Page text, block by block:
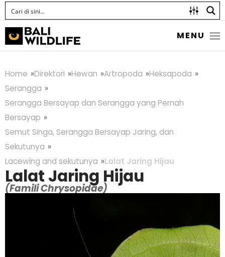
MENU
Home Direktori Hewan Artropoda
Heksapoda
Serangga
Serangga Bersayap dan Serangga yang Pernah
Bersayap
Semut Singa, Serangga Bersayap Jaring, dan
Sekutunya
Lacewing and sekutunya
Lalat Jaring Hijau
Lalat Jaring Hijau
(Famili Chrysopidae)